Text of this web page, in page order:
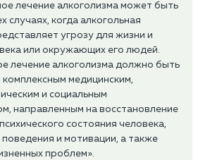
лечение алкоголизма может быть
случаях, когда алкогольная
угрозу для жизни и
или окружающих его людей.
лечение алкоголизма должно быть
медицинским,
и социальным
направленным на восстановление
состояния человека,
и мотивации, а также
проблем».